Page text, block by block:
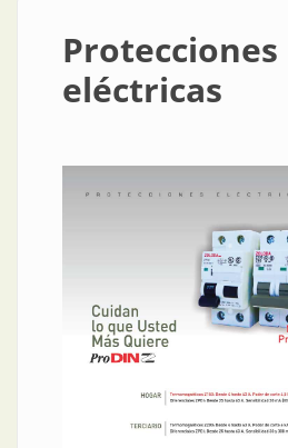
Protecciones
eléctricas